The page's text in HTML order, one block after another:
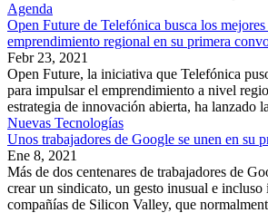
Agenda
Open Future de Telefónica busca los
emprendimiento regional en su primera
Febr 23, 2021
Open Future, la iniciativa que Telefónica
para impulsar el emprendimiento a nivel
estrategia de innovación abierta, ha lanzado
Nuevas Tecnologías
Unos trabajadores de Google se unen en su
Ene 8, 2021
Más de dos centenares de trabajadores de
crear un sindicato, un gesto inusual e incluso
compañías de Silicon Valley, que